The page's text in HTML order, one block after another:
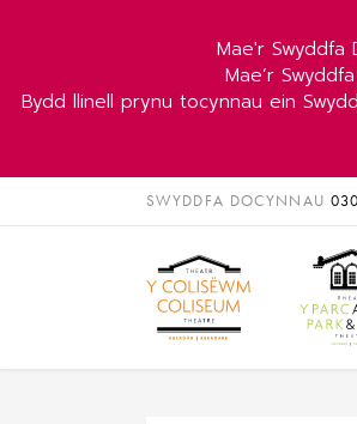
Mae'r
Mae’r
Bydd llinell prynu tocynnau ein
SWYDDFA DOCYNNAU